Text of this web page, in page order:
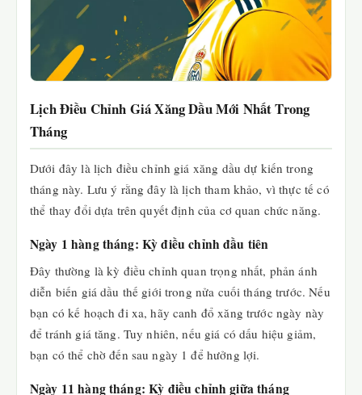
Lịch Điều Chỉnh Giá Xăng Dầu Mới Nhất Trong
Tháng
Dưới đây là lịch điều chỉnh giá xăng dầu dự kiến trong
tháng này. Lưu ý rằng đây là lịch tham khảo, vì thực tế có
thể thay đổi dựa trên quyết định của cơ quan chức năng.
Ngày 1 hàng tháng: Kỳ điều chỉnh đầu tiên
Đây thường là kỳ điều chỉnh quan trọng nhất, phản ánh
diễn biến giá dầu thế giới trong nửa cuối tháng trước. Nếu
bạn có kế hoạch đi xa, hãy canh đổ xăng trước ngày này
để tránh giá tăng. Tuy nhiên, nếu giá có dấu hiệu giảm,
bạn có thể chờ đến sau ngày 1 để hưởng lợi.
Ngày 11 hàng tháng: Kỳ điều chỉnh giữa tháng